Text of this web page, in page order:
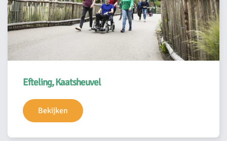
Efteling, Kaatsheuvel
Bekijken